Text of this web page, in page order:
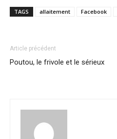
TAGS allaitement Facebook
Article précédent
Poutou, le frivole et le sérieux